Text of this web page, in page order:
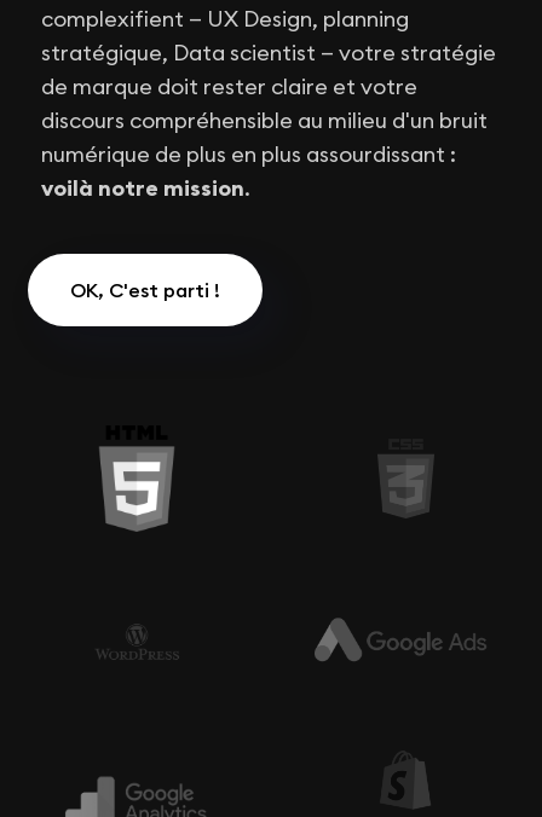
complexifient — UX Design, planning
stratégique, Data scientist — votre stratégie
de marque doit rester claire et votre
discours compréhensible au milieu d'un bruit
numérique de plus en plus assourdissant :
voilà notre mission.
OK, C'est parti !